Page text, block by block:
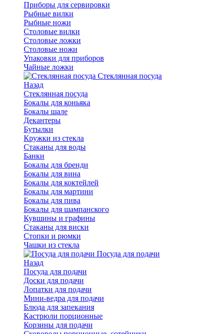
Приборы для сервировки
Рыбные вилки
Рыбные ножи
Столовые вилки
Столовые ложки
Столовые ножи
Упаковки для приборов
Чайные ложки
Стеклянная посуда
Назад
Стеклянная посуда
Бокалы для коньяка
Бокалы шале
Декантеры
Бутылки
Кружки из стекла
Стаканы для воды
Банки
Бокалы для бренди
Бокалы для вина
Бокалы для коктейлей
Бокалы для мартини
Бокалы для пива
Бокалы для шампанского
Кувшины и графины
Стаканы для виски
Стопки и рюмки
Чашки из стекла
Посуда для подачи
Назад
Посуда для подачи
Доски для подачи
Лопатки для подачи
Мини-ведра для подачи
Блюда для запекания
Кастрюли порционные
Корзины для подачи